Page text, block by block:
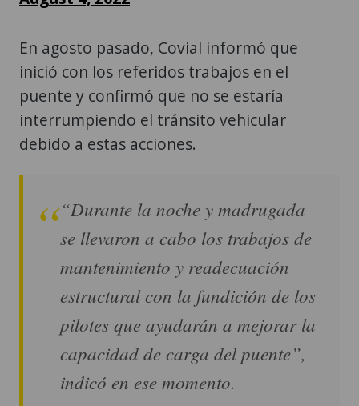
En agosto pasado, Covial informó que
inició con los referidos trabajos en el
puente y confirmó que no se estaría
interrumpiendo el tránsito vehicular
debido a estas acciones.
“Durante la noche y madrugada
se llevaron a cabo los trabajos de
mantenimiento y readecuación
estructural con la fundición de los
pilotes que ayudarán a mejorar la
capacidad de carga del puente”,
indicó en ese momento.